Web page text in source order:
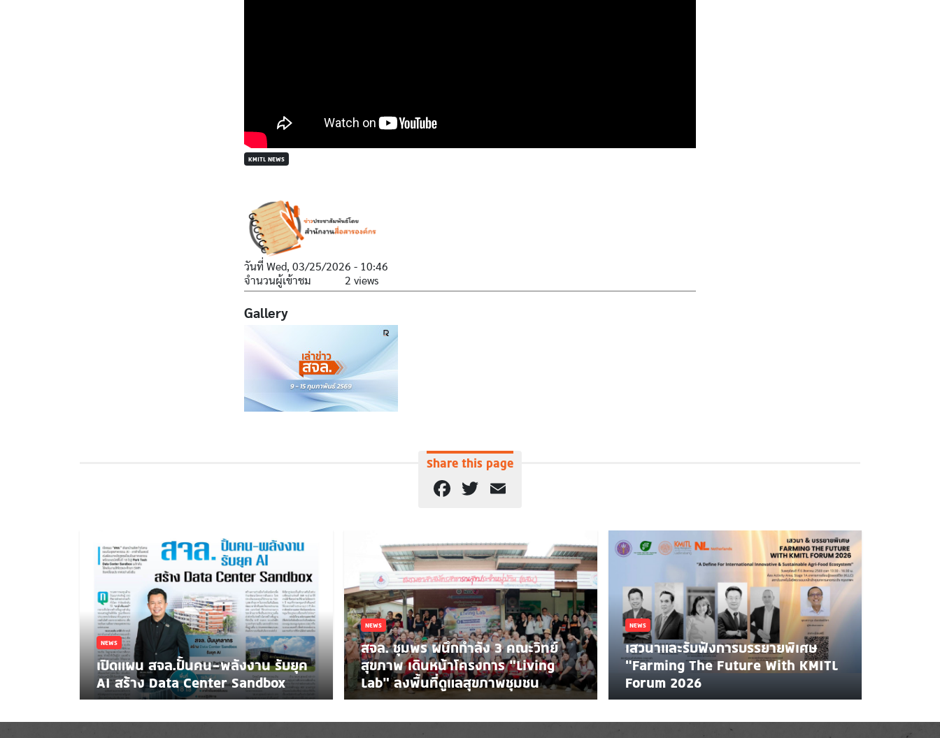
KMITL NEWS
วันที่Wed, 03/25/2026 - 10:46
จำนวนผู้เข้าชม
2 views
Gallery
Share this page
Facebook
Twitter
NEWS
เปิดแผน สจล.ปั้นคน-พลังงาน รับยุค
AI สร้าง Data Center Sandbox
NEWS
สจล. ชุมพร ผนึกกำลัง 3 คณะวิทย์
สุขภาพ เดินหน้าโครงการ “Living
Lab” ลงพื้นที่ดูแลสุขภาพชุมชน
NEWS
เสวนาและรับฟังการบรรยายพิเศษ
"Farming The Future With KMITL
Forum 2026